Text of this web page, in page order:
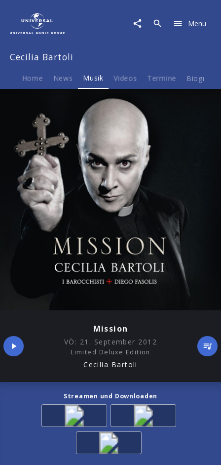
Musik
Mission
Menu
Cecilia Bartoli
Home News Musik Videos Termine Biografie
Mission
VÖ: 21. September 2012
Limited Deluxe Edition
Cecilia Bartoli
Streamen und Downloaden